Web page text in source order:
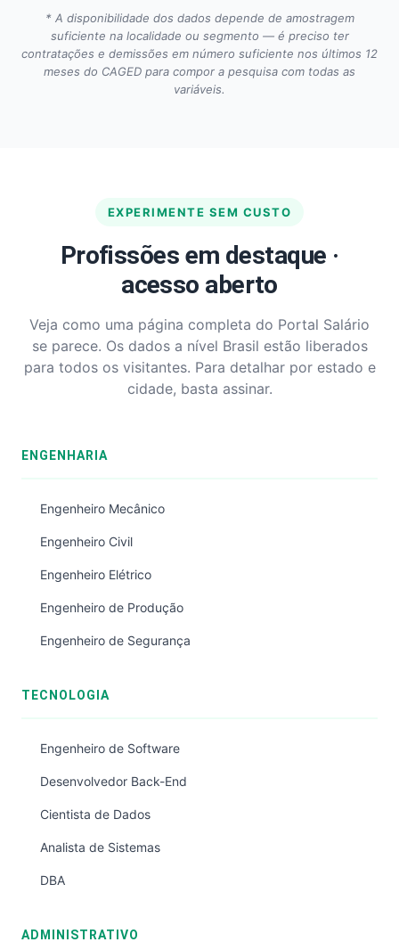
* A disponibilidade dos dados depende de amostragem
suficiente na localidade ou segmento — é preciso ter
contratações e demissões em número suficiente nos últimos 12
meses do CAGED para compor a pesquisa com todas as
variáveis.
EXPERIMENTE SEM CUSTO
Profissões em destaque ·
acesso aberto
Veja como uma página completa do Portal Salário
se parece. Os dados a nível Brasil estão liberados
para todos os visitantes. Para detalhar por estado e
cidade, basta assinar.
ENGENHARIA
Engenheiro Mecânico
Engenheiro Civil
Engenheiro Elétrico
Engenheiro de Produção
Engenheiro de Segurança
TECNOLOGIA
Engenheiro de Software
Desenvolvedor Back-End
Cientista de Dados
Analista de Sistemas
DBA
ADMINISTRATIVO